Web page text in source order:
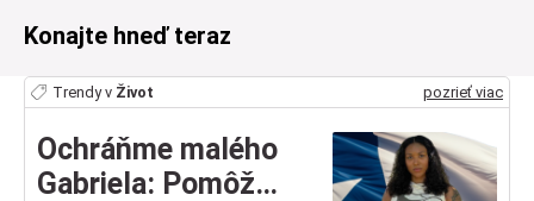
Konajte hneď teraz
Trendy v Život pozrieť viac
Ochráňme malého
Gabriela: Pomôžme